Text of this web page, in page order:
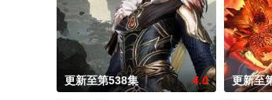
更新至第538集 4.0 更新至